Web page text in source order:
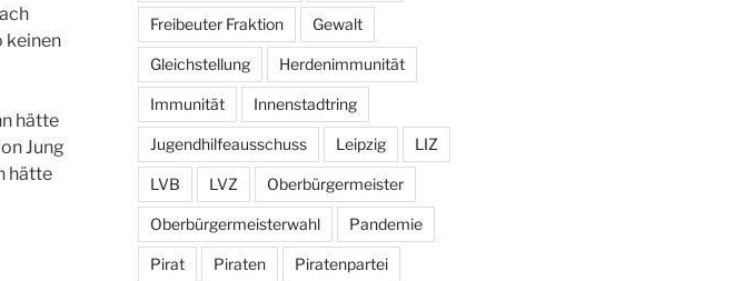
keinen
hätte
Jung
hätte
Freibeuter Fraktion Gewalt
Gleichstellung Herdenimmunität
Immunität Innenstadtring
Jugendhilfeausschuss Leipzig LIZ
LVB LVZ Oberbürgermeister
Oberbürgermeisterwahl Pandemie
Pirat Piraten Piratenpartei